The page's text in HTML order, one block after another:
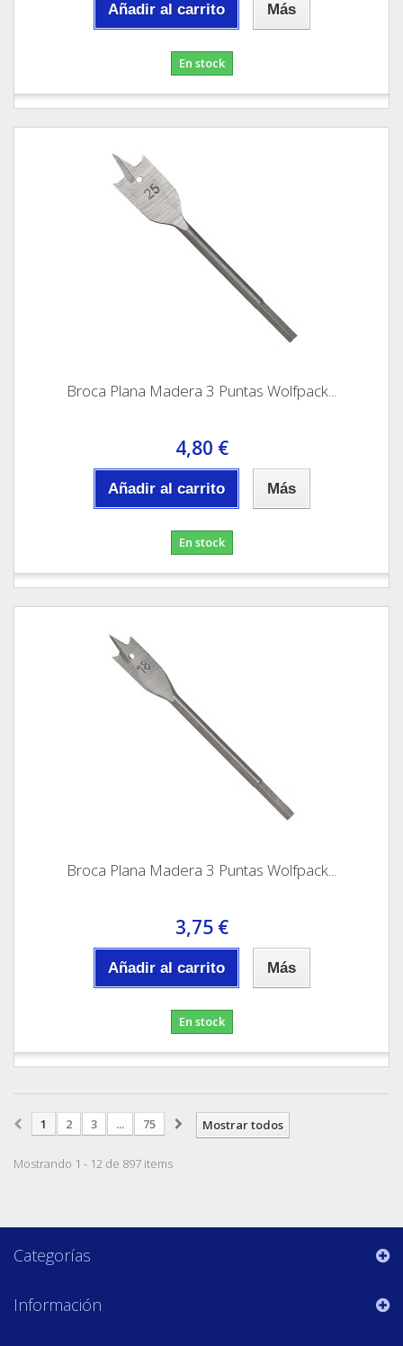
Añadir al carrito Más
En stock
Broca Plana Madera 3 Puntas Wolfpack...
4,80 €
Añadir al carrito Más
En stock
Broca Plana Madera 3 Puntas Wolfpack...
3,75 €
Añadir al carrito Más
En stock
Mostrar todos
1 2 3 ... 75
Mostrando 1 - 12 de 897 items
Categorías
Información